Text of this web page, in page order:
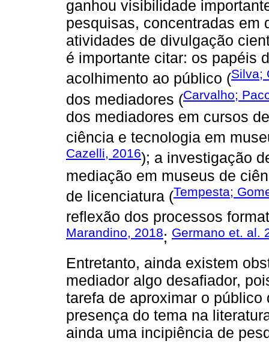
ganhou visibilidade
pesquisas, concentradas em
atividades de divulgação
é importante citar: os papéis
acolhimento ao público (Silva;
dos mediadores (Carvalho;
dos mediadores em cursos
ciência e tecnologia em
Cazelli, 2016); a investigação
mediação em museus de
de licenciatura (Tempesta;
reflexão dos processos
Marandino, 2018; Germano et. al.
Entretanto, ainda existem
mediador algo desafiador,
tarefa de aproximar o
presença do tema na
ainda uma incipiência de